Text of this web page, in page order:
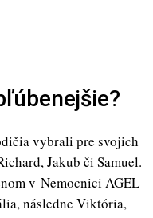
vybrali pre svojich
Jakub či Samuel.
v Nemocnici AGEL
následne Viktória,